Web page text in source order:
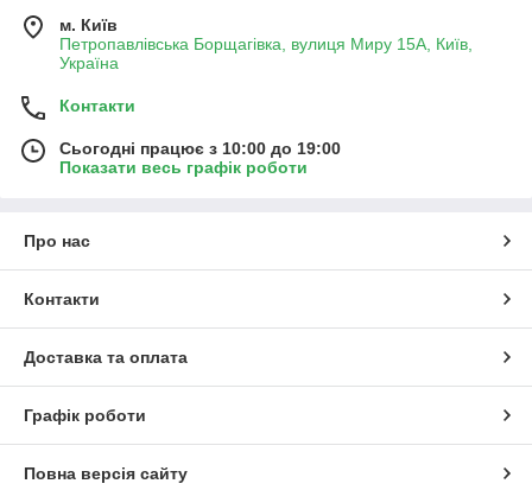
м. Київ
Петропавлівська Борщагівка, вулиця Миру 15А, Київ,
Україна
Контакти
Сьогодні працює з 10:00 до 19:00
Показати весь графік роботи
Про нас
Контакти
Доставка та оплата
Графік роботи
Повна версія сайту